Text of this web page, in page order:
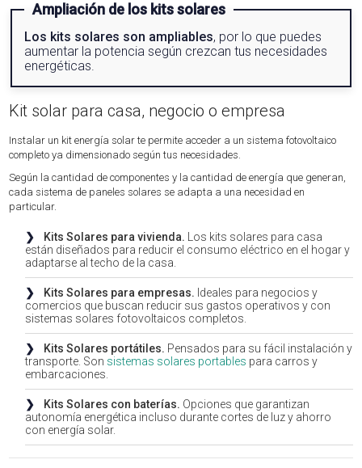
Ampliación de los kits solares
Los kits solares son ampliables, por lo que puedes
aumentar la potencia según crezcan tus necesidades
energéticas.
Kit solar para casa, negocio o empresa
Instalar un kit energía solar te permite acceder a un sistema fotovoltaico
completo ya dimensionado según tus necesidades.
Según la cantidad de componentes y la cantidad de energía que generan,
cada sistema de paneles solares se adapta a una necesidad en
particular.
❯ Kits Solares para vivienda. Los kits solares para casa
están diseñados para reducir el consumo eléctrico en el hogar y
adaptarse al techo de la casa.
❯ Kits Solares para empresas. Ideales para negocios y
comercios que buscan reducir sus gastos operativos y con
sistemas solares fotovoltaicos completos.
❯ Kits Solares portátiles. Pensados para su fácil instalación y
transporte. Son sistemas solares portables para carros y
embarcaciones.
❯ Kits Solares con baterías. Opciones que garantizan
autonomía energética incluso durante cortes de luz y ahorro
con energía solar.